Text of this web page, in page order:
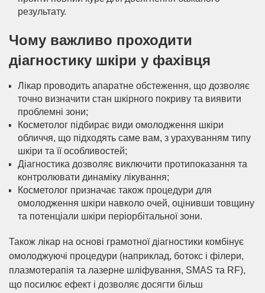
результату.
Чому важливо проходити
діагностику шкіри у фахівця
Лікар проводить апаратне обстеження, що дозволяє
точно визначити стан шкірного покриву та виявити
проблемні зони;
Косметолог підбирає види омолодження шкіри
обличчя, що підходять саме вам, з урахуванням типу
шкіри та її особливостей;
Діагностика дозволяє виключити протипоказання та
контролювати динаміку лікування;
Косметолог призначає також процедури для
омолодження шкіри навколо очей, оцінивши товщину
та потенціали шкіри періорбітальної зони.
Також лікар на основі грамотної діагностики комбінує
омолоджуючі процедури (наприклад, ботокс і філери,
плазмотерапія та лазерне шліфування, SMAS та RF),
що посилює ефект і дозволяє досягти більш